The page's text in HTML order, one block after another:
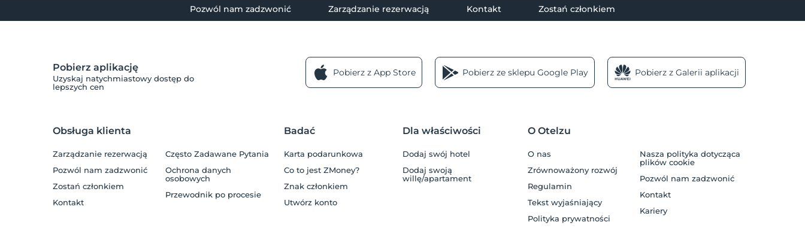
Pozwól nam zadzwonić Zarządzanie rezerwacją Kontakt Zostań członkiem
Pobierz aplikację
Uzyskaj natychmiastowy dostęp do
lepszych cen
Pobierz z App Store Pobierz ze sklepu Google Play Pobierz z Galerii aplikacji
Obsługa klienta
Zarządzanie rezerwacją
Pozwól nam zadzwonić
Zostań członkiem
Kontakt
Często Zadawane Pytania
Ochrona danych
osobowych
Przewodnik po procesie
Badać
Karta podarunkowa
Co to jest ZMoney?
Znak członkiem
Utwórz konto
Dla właściwości
Dodaj swój hotel
Dodaj swoją
willę/apartament
O Otelzu
O nas
Zrównoważony rozwój
Regulamin
Tekst wyjaśniający
Polityka prywatności
Nasza polityka dotycząca
plików cookie
Pozwól nam zadzwonić
Kontakt
Kariery